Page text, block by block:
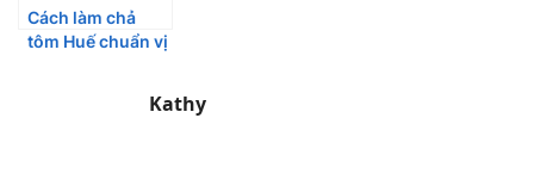
Cách làm chả
tôm Huế chuẩn vị
Kathy